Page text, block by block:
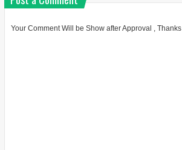
Your Comment Will be Show after Approval , Thanks